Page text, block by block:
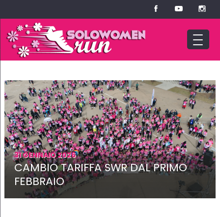
31 GENNAIO 2026
CAMBIO TARIFFA SWR DAL PRIMO
FEBBRAIO